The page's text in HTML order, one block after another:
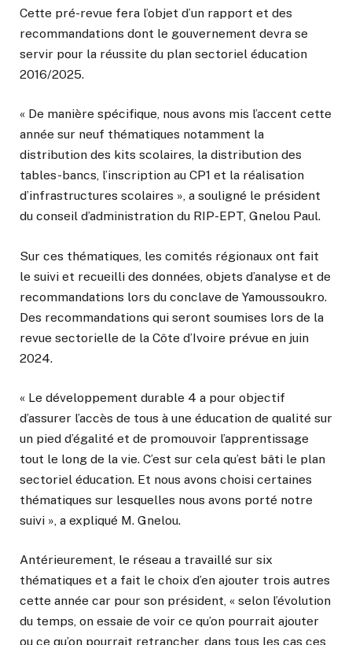
Cette pré-revue fera l’objet d’un rapport et des
recommandations dont le gouvernement devra se
servir pour la réussite du plan sectoriel éducation
2016/2025.
« De manière spécifique, nous avons mis l’accent cette
année sur neuf thématiques notamment la
distribution des kits scolaires, la distribution des
tables-bancs, l’inscription au CP1 et la réalisation
d’infrastructures scolaires », a souligné le président
du conseil d’administration du RIP-EPT, Gnelou Paul.
Sur ces thématiques, les comités régionaux ont fait
le suivi et recueilli des données, objets d’analyse et de
recommandations lors du conclave de Yamoussoukro.
Des recommandations qui seront soumises lors de la
revue sectorielle de la Côte d’Ivoire prévue en juin
2024.
« Le développement durable 4 a pour objectif
d’assurer l’accès de tous à une éducation de qualité sur
un pied d’égalité et de promouvoir l’apprentissage
tout le long de la vie. C’est sur cela qu’est bâti le plan
sectoriel éducation. Et nous avons choisi certaines
thématiques sur lesquelles nous avons porté notre
suivi », a expliqué M. Gnelou.
Antérieurement, le réseau a travaillé sur six
thématiques et a fait le choix d’en ajouter trois autres
cette année car pour son président, « selon l’évolution
du temps, on essaie de voir ce qu’on pourrait ajouter
ou ce qu’on pourrait retrancher, dans tous les cas ces